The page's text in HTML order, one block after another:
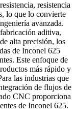
resistencia
lo que lo convierte
avanzada.
aditiva,
alta precisión, los
de Inconel 625
Este enfoque de
más rápido y
las industrias que
de flujos de
CNC proporciona
de Inconel 625.